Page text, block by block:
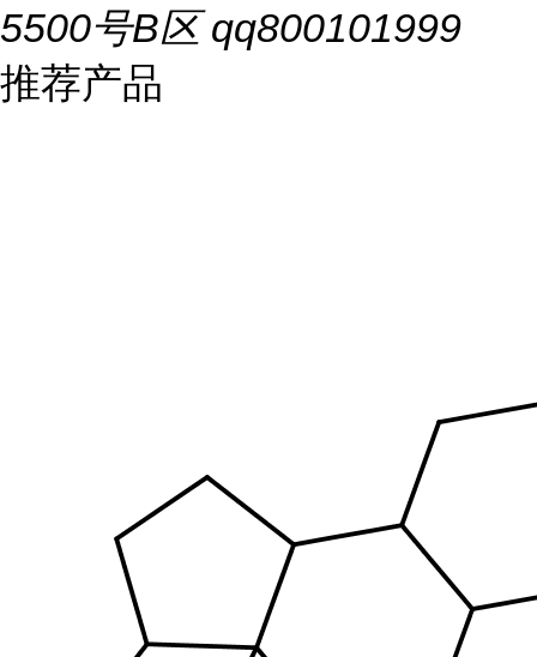
5500号B区 qq800101999
推荐产品